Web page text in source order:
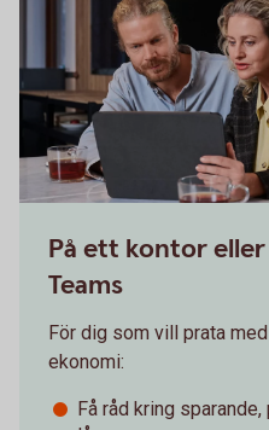
På ett kontor
Teams
För dig som vill prata
ekonomi:
Få råd kring